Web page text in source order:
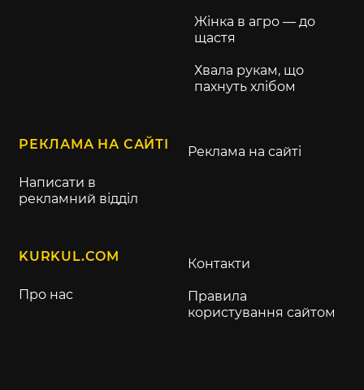
Жінка в агро — до
щастя
Хвала рукам, що
пахнуть хлібом
РЕКЛАМА НА САЙТІ
Написати в
рекламний відділ
Реклама на сайті
KURKUL.COM
Про нас
Контакти
Правила
користування сайтом